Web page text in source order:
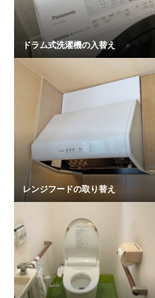
ドラム式洗濯機の入替え
レンジフードの取り替え